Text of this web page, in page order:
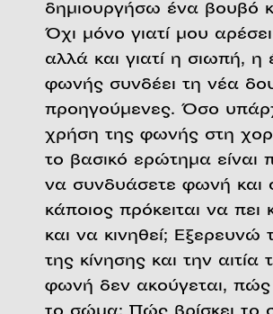
δημιουργήσω ένα βουβό
Όχι μόνο γιατί μου
αλλά και γιατί η σιωπή, η
φωνής συνδέει τη νέα
προηγούμενες. Όσο
χρήση της φωνής στη
το βασικό ερώτημα
να συνδυάσετε φωνή και
κάποιος πρόκειται να πει
και να κινηθεί; Εξερευνώ
της κίνησης και την αιτία
φωνή δεν ακούγεται, πώς